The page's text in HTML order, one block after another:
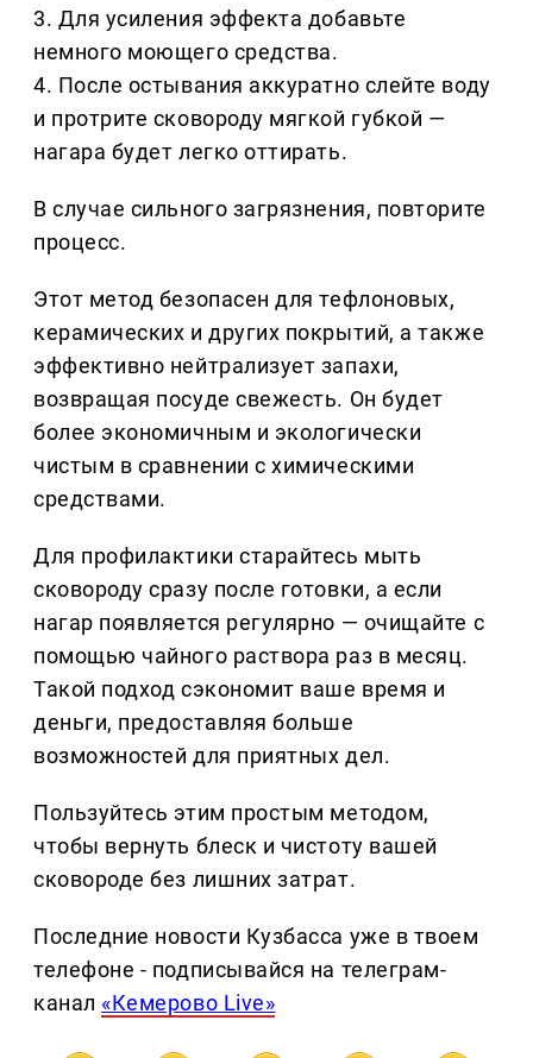
3. Для усиления эффекта добавьте
немного моющего средства.
4. После остывания аккуратно слейте воду
и протрите сковороду мягкой губкой —
нагара будет легко оттирать.
В случае сильного загрязнения, повторите
процесс.
Этот метод безопасен для тефлоновых,
керамических и других покрытий, а также
эффективно нейтрализует запахи,
возвращая посуде свежесть. Он будет
более экономичным и экологически
чистым в сравнении с химическими
средствами.
Для профилактики старайтесь мыть
сковороду сразу после готовки, а если
нагар появляется регулярно — очищайте с
помощью чайного раствора раз в месяц.
Такой подход сэкономит ваше время и
деньги, предоставляя больше
возможностей для приятных дел.
Пользуйтесь этим простым методом,
чтобы вернуть блеск и чистоту вашей
сковороде без лишних затрат.
Последние новости Кузбасса уже в твоем
телефоне - подписывайся на телеграм-
канал «Кемерово Live»